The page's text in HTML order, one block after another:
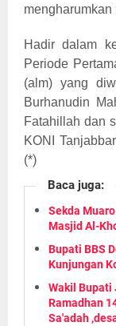
mengharumkan
Hadir dalam
Periode
(alm) yang
Burhanudin
Fatahillah dan
KONI
(*)
Baca juga:
Sekda
Masjid Al-
Bupati BBS
Kunjungan
Wakil Bupati
Ramadhan
Sa'adah